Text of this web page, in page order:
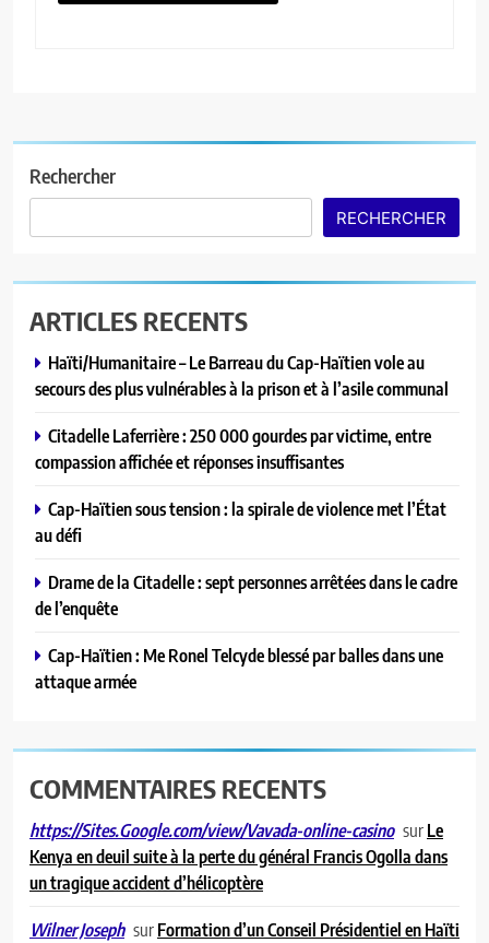
Rechercher
RECHERCHER
ARTICLES RECENTS
Haïti/Humanitaire – Le Barreau du Cap-Haïtien vole au
secours des plus vulnérables à la prison et à l’asile communal
Citadelle Laferrière : 250 000 gourdes par victime, entre
compassion affichée et réponses insuffisantes
Cap-Haïtien sous tension : la spirale de violence met l’État
au défi
Drame de la Citadelle : sept personnes arrêtées dans le cadre
de l’enquête
Cap-Haïtien : Me Ronel Telcyde blessé par balles dans une
attaque armée
COMMENTAIRES RECENTS
https://Sites.Google.com/view/Vavada-online-casino surLe
Kenya en deuil suite à la perte du général Francis Ogolla dans
un tragique accident d’hélicoptère
Wilner Joseph surFormation d’un Conseil Présidentiel en Haïti